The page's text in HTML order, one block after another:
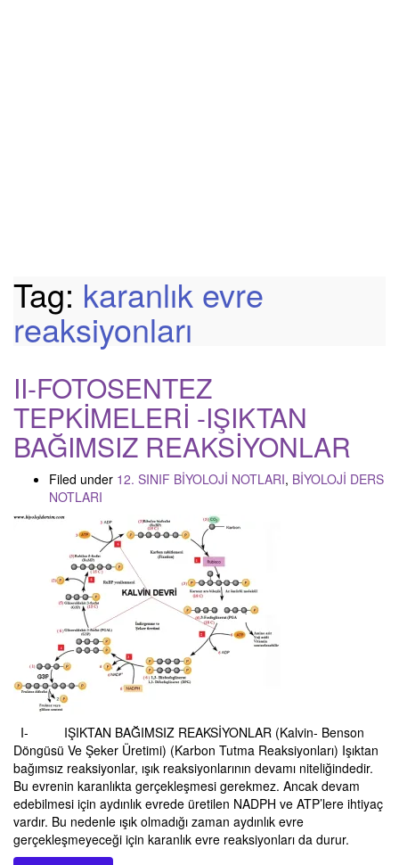
Tag: karanlık evre
reaksiyonları
II-FOTOSENTEZ
TEPKİMELERİ -IŞIKTAN
BAĞIMSIZ REAKSİYONLAR
Filed under 12. SINIF BİYOLOJİ NOTLARI, BİYOLOJİ DERS
NOTLARI
I- IŞIKTAN BAĞIMSIZ REAKSİYONLAR (Kalvin- Benson
Döngüsü Ve Şeker Üretimi) (Karbon Tutma Reaksiyonları) Işıktan
bağımsız reaksiyonlar, ışık reaksiyonlarının devamı niteliğindedir.
Bu evrenin karanlıkta gerçekleşmesi gerekmez. Ancak devam
edebilmesi için aydınlık evrede üretilen NADPH ve ATP’lere ihtiyaç
vardır. Bu nedenle ışık olmadığı zaman aydınlık evre
gerçekleşmeyeceği için karanlık evre reaksiyonları da durur.